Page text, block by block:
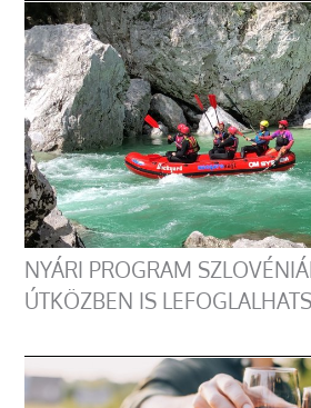
NYÁRI PROGRAM
ÚTKÖZBEN IS